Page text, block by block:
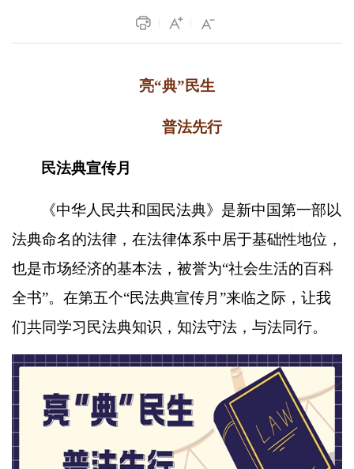
亮“典”民生
普法先行
民法典宣传月
《中华人民共和国民法典》是新中国第一部以
法典命名的法律，在法律体系中居于基础性地位，
也是市场经济的基本法，被誉为“社会生活的百科
全书”。在第五个“民法典宣传月”来临之际，让我
们共同学习民法典知识，知法守法，与法同行。